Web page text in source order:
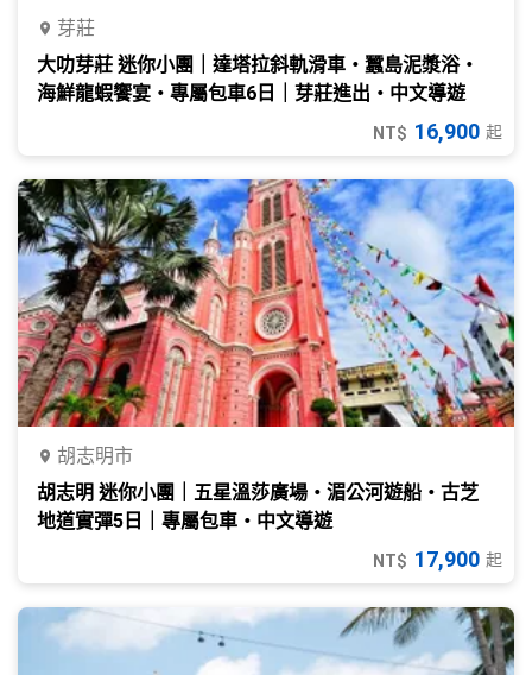
芽莊
大叻芽莊 迷你小團｜達塔拉斜軌滑車・蠶島泥漿浴・
海鮮龍蝦饗宴・專屬包車6日｜芽莊進出・中文導遊
NT$ 16,900 起
胡志明市
胡志明 迷你小團｜五星溫莎廣場・湄公河遊船・古芝
地道實彈5日｜專屬包車・中文導遊
NT$ 17,900 起